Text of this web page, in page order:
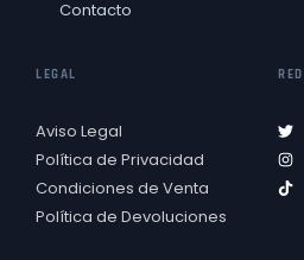
Contacto
LEGAL
Aviso Legal
Política de Privacidad
Condiciones de Venta
Política de Devoluciones